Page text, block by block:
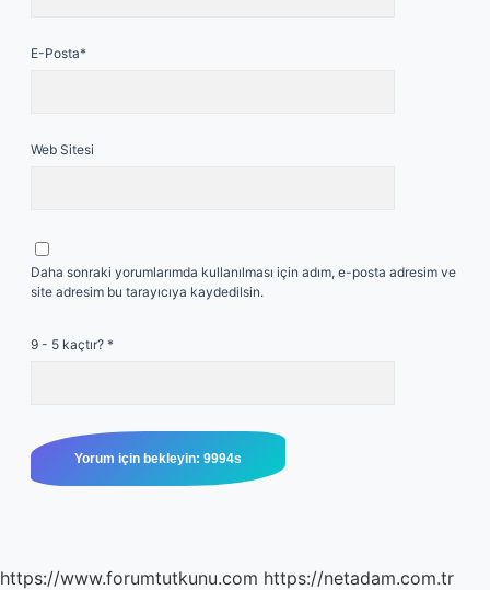
E-Posta*
Web Sitesi
Daha sonraki yorumlarımda kullanılması için adım, e-posta adresim ve
site adresim bu tarayıcıya kaydedilsin.
9 - 5 kaçtır? *
https://www.forumtutkunu.com https://netadam.com.tr